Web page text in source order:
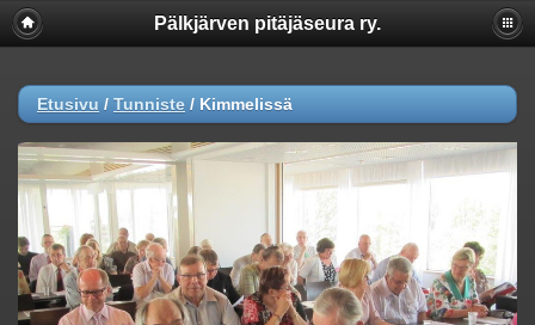
Pälkjärven pitäjäseura ry.
Etusivu / Tunniste / Kimmelissä